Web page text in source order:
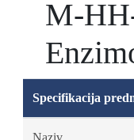
M-
Specifikacija
Naziv